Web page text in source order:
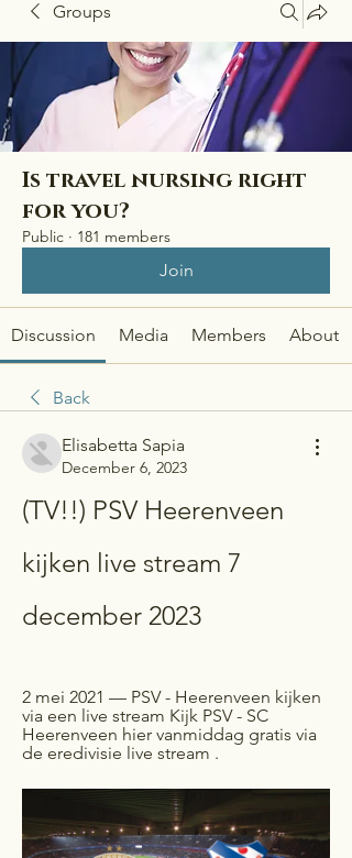
Groups
Is travel nursing right
for you?
Public · 181 members
Join
Discussion Media Members About
Back
Elisabetta Sapia
December 6, 2023
(TV!!) PSV Heerenveen
kijken live stream 7
december 2023
2 mei 2021 — PSV - Heerenveen kijken
via een live stream Kijk PSV - SC
Heerenveen hier vanmiddag gratis via
de eredivisie live stream .